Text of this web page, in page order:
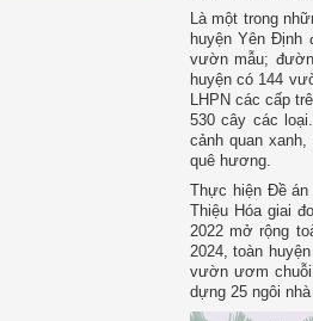
Là một trong
huyện Yên Định
vườn mẫu;
huyện có 144
LHPN các cấp
530 cây các
cảnh quan
quê hương.
Thực hiện Đề án
Thiệu Hóa giai
2022 mở rộng
2024, toàn
vườn ươm chuỗi
dựng 25 ngôi